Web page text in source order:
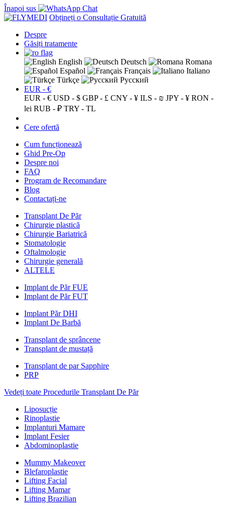
Înapoi sus
Obțineți o Consultație Gratuită
Despre
Găsiți tratamente
English Deutsch
Romana
Español
Français
Italiano
Türkçe
Русский
EUR - €
EUR - € USD - $ GBP - £ CNY - ¥ ILS - ₪ JPY - ¥ RON -
lei RUB - ₽ TRY - TL
Cere ofertă
Cum funcționează
Ghid Pre-Op
Despre noi
FAQ
Program de Recomandare
Blog
Contactați-ne
Transplant De Păr
Chirurgie plastică
Chirurgie Bariatrică
Stomatologie
Oftalmologie
Chirurgie generală
ALTELE
Implant de Păr FUE
Implant de Păr FUT
Implant Păr DHI
Implant De Barbă
Transplant de sprâncene
Transplant de mustață
Transplant de par Sapphire
PRP
Vedeți toate Procedurile Transplant De Păr
Liposucție
Rinoplastie
Implanturi Mamare
Implant Fesier
Abdominoplastie
Mummy Makeover
Blefaroplastie
Lifting Facial
Lifting Mamar
Lifting Brazilian